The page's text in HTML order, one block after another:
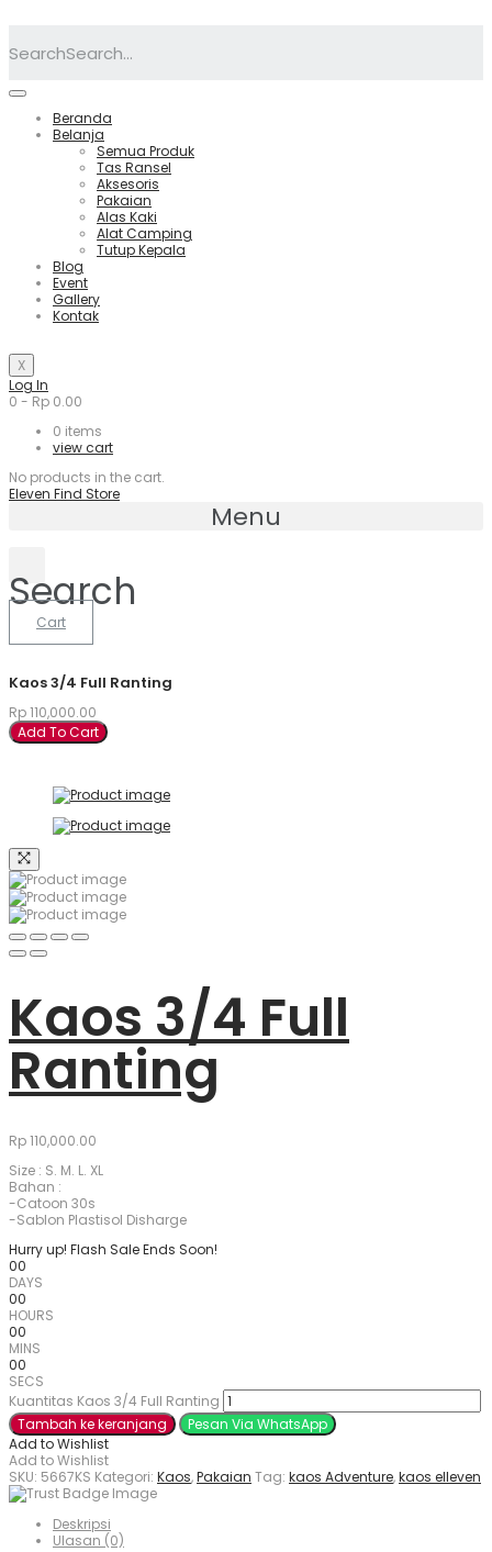
Search
Beranda
Belanja
Semua Produk
Tas Ransel
Aksesoris
Pakaian
Alas Kaki
Alat Camping
Tutup Kepala
Blog
Event
Gallery
Kontak
X
Log In
0 - Rp 0.00
0 items
view cart
No products in the cart.
Eleven Find Store
Menu
Search
Cart
Kaos 3/4 Full Ranting
Rp110,000.00
Add To Cart
Kaos 3/4 Full
Ranting
Rp110,000.00
Size : S. M. L. XL
Bahan :
-Catoon 30s
-Sablon Plastisol Disharge
Hurry up! Flash Sale Ends Soon!
00
DAYS
00
HOURS
00
MINS
00
SECS
Kuantitas Kaos 3/4 Full Ranting
Tambah ke keranjang
Pesan Via WhatsApp
Add to Wishlist
Add to Wishlist
SKU: 5667KS Kategori: Kaos,Pakaian Tag: kaos Adventure,kaos elleven
Deskripsi
Ulasan (0)